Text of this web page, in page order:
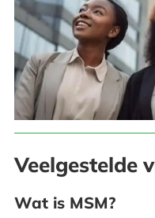
Veelgestelde
Wat is MSM?